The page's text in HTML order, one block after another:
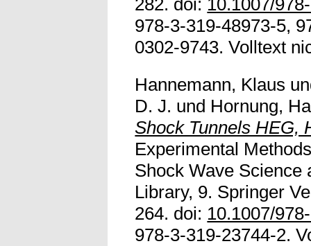
282. doi: 10.1007/
978-3-319-48973-5,
0302-9743. Volltext
Hannemann, Klaus
D. J. und Hornung,
Shock Tunnels HEG,
Experimental
Shock Wave Science
Library, 9. Springer
264. doi: 10.1007/
978-3-319-23744-2.